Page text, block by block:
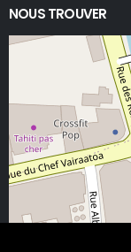
NOUS TROUVER